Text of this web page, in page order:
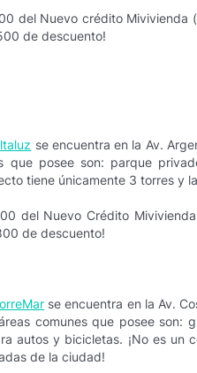
del Nuevo crédito Mivivienda
de descuento!
se encuentra en la Av.
que posee son: parque
tiene únicamente 3 torres y
del Nuevo Crédito
de descuento!
se encuentra en la Av.
comunes que posee son:
autos y bicicletas. ¡No es un
de la ciudad!